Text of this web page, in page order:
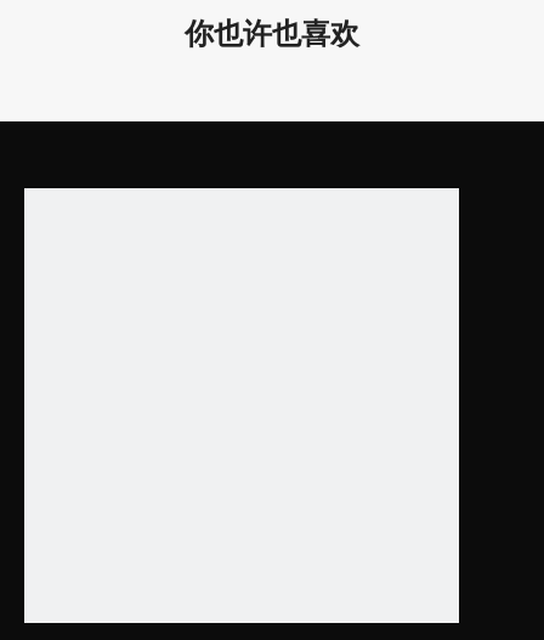
50W
43*90*1200mm /
1.69*3.54*47.24 ”
LL0146W-1500
35w）
1.69*3.54*59.06”
你也许也喜欢